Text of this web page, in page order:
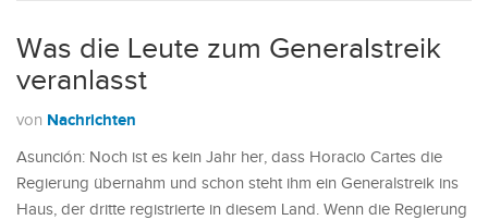
Was die Leute zum Generalstreik
veranlasst
von Nachrichten
Asunción: Noch ist es kein Jahr her, dass Horacio Cartes die
Regierung übernahm und schon steht ihm ein Generalstreik ins
Haus, der dritte registrierte in diesem Land. Wenn die Regierung